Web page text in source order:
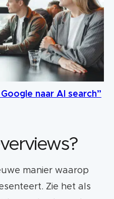
naar AI search”
manier waarop
Zie het als